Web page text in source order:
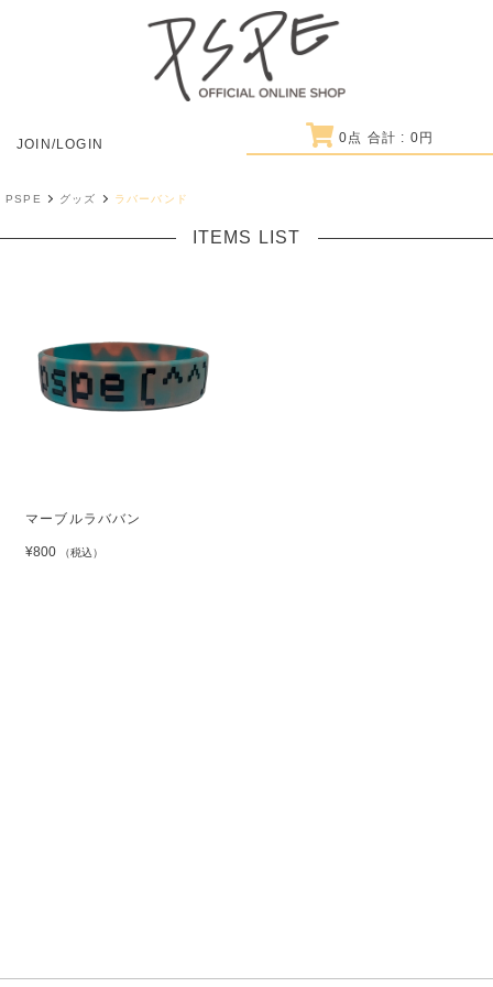
JOIN/LOGIN 0点 合計 : 0 円
PSPE グッズ ラバーバンド
ITEMS LIST
マーブルラババン
¥800 （税込）